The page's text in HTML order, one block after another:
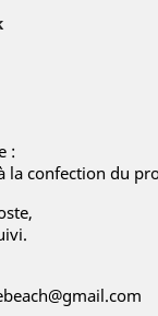
:
la confection du